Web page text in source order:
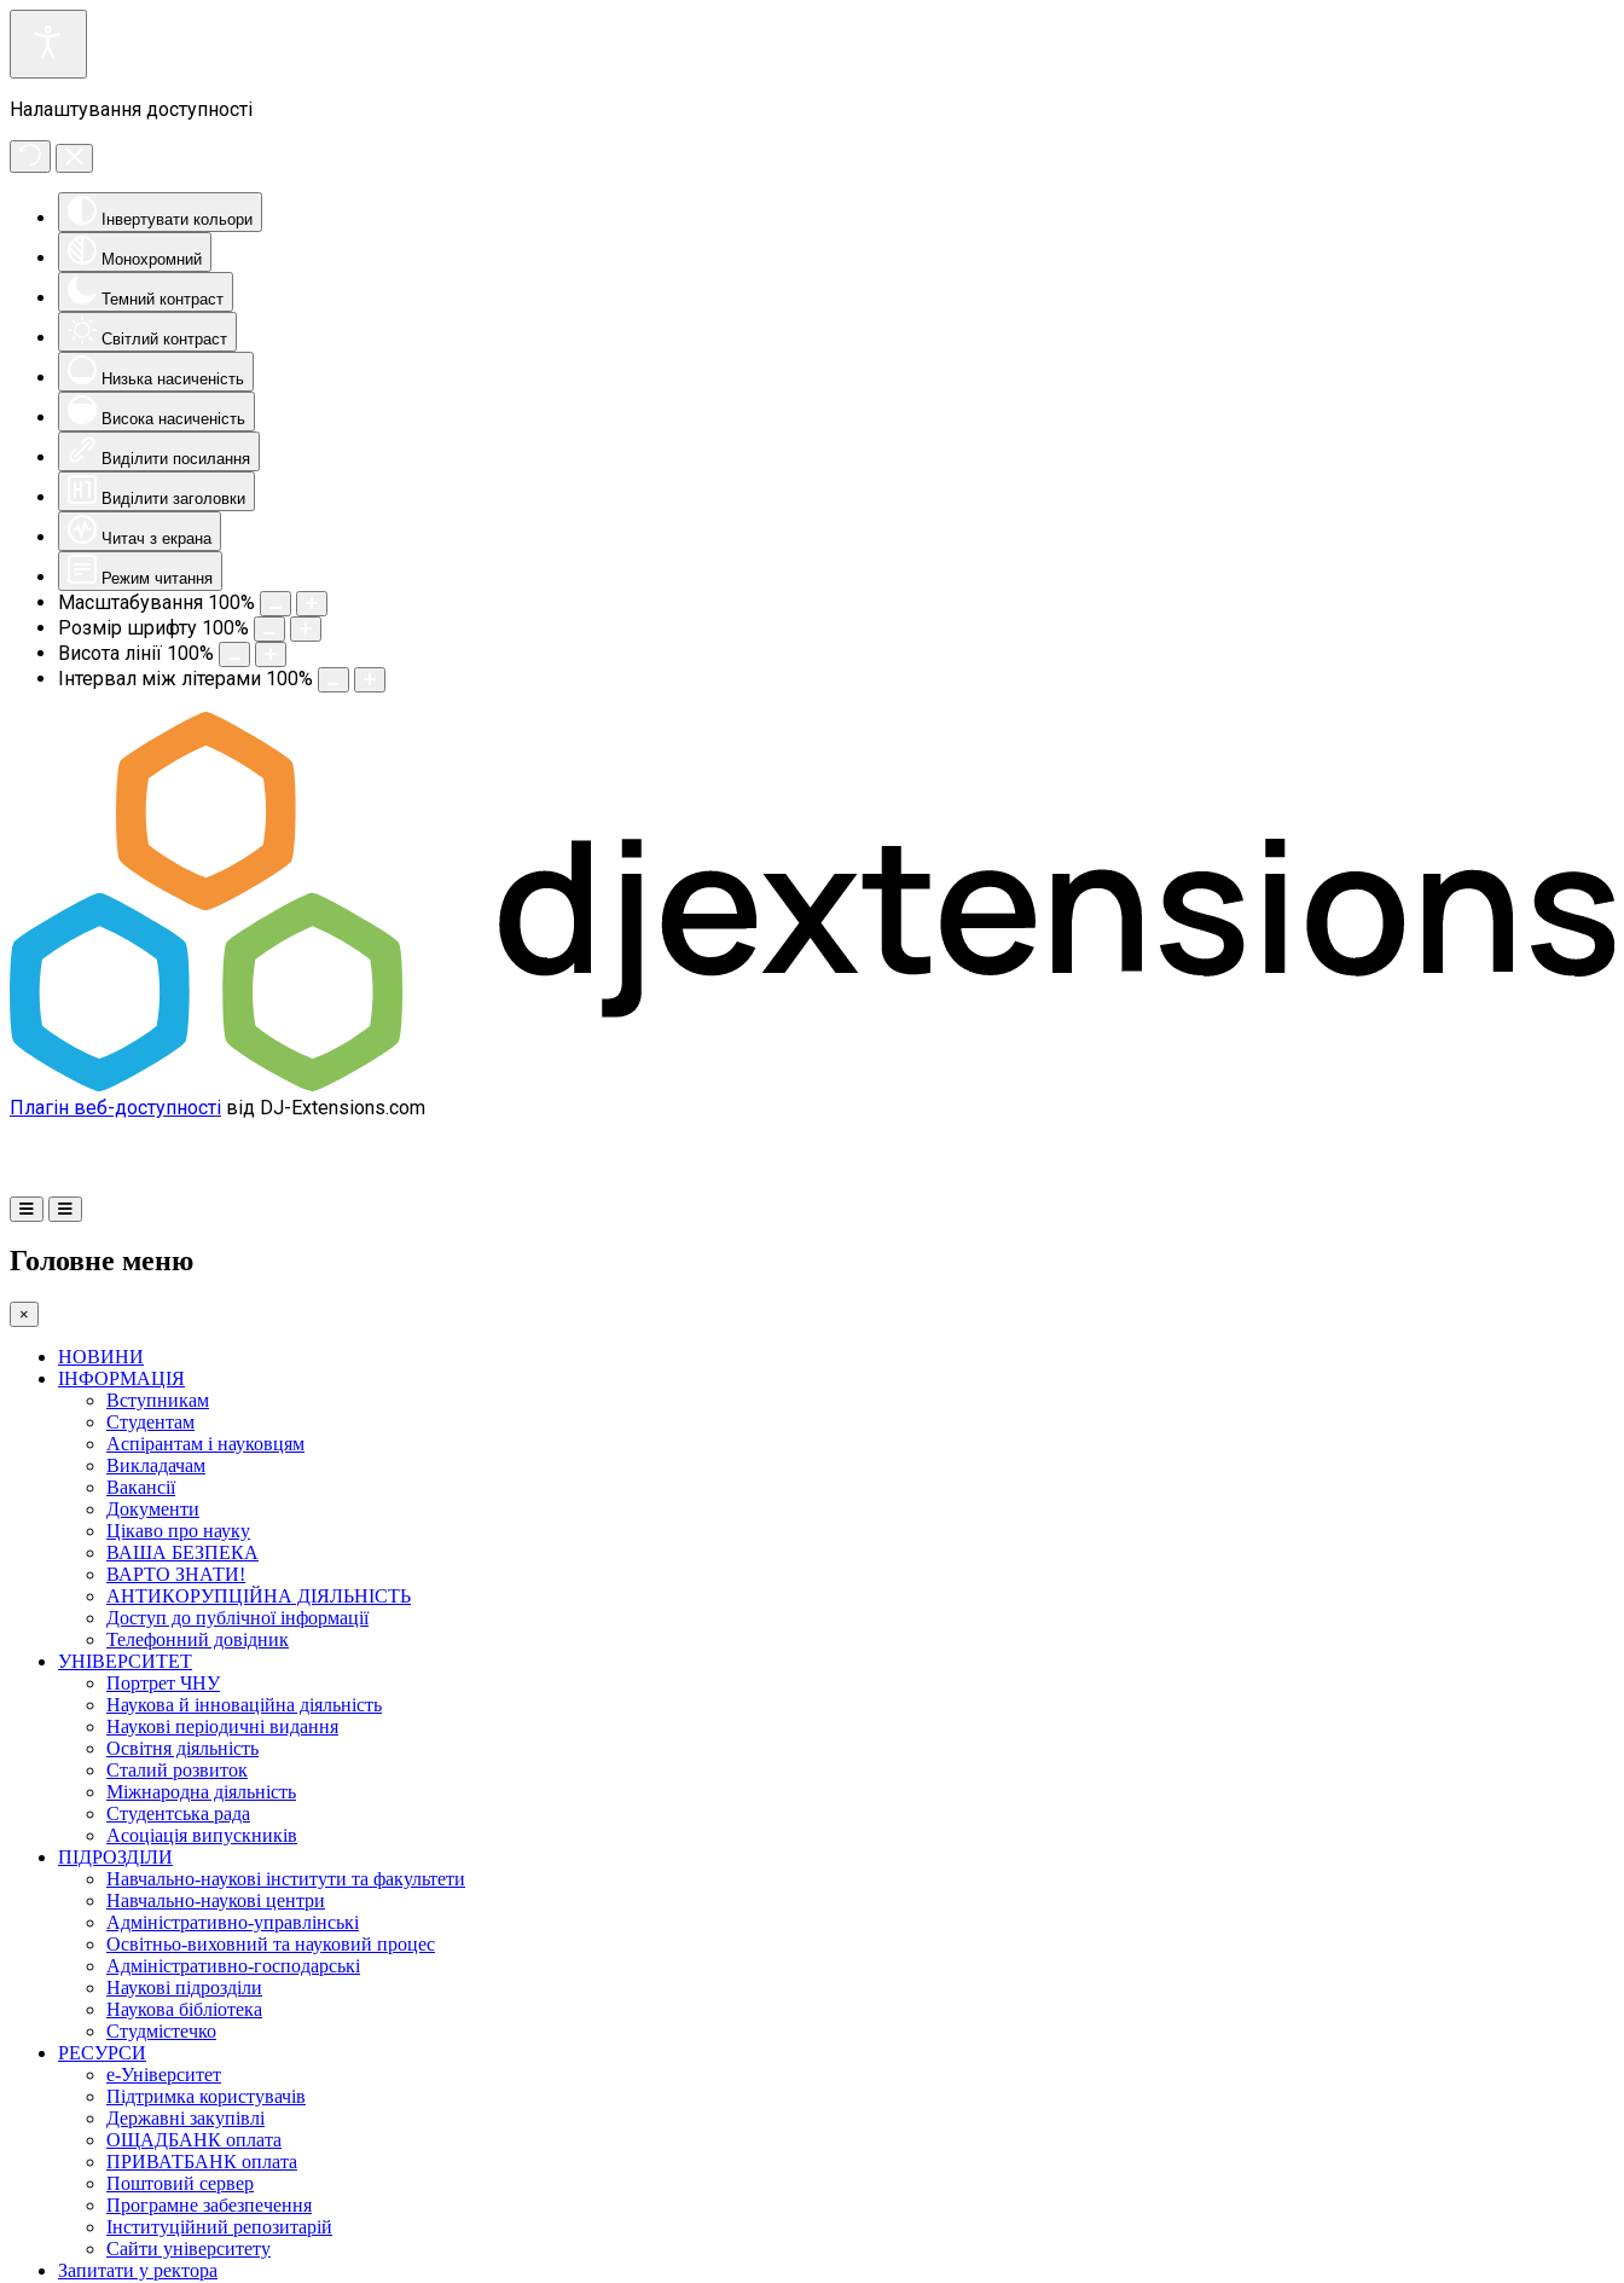
Налаштування доступності
Інвертувати кольори
Монохромний
Темний контраст
Світлий контраст
Низька насиченість
Висока насиченість
Виділити посилання
Виділити заголовки
Читач з екрана
Режим читання
Масштабування 100%
Розмір шрифту 100%
Висота лінії 100%
Інтервал між літерами 100%
Плагін веб-доступності від DJ-Extensions.com
Головне меню
×
НОВИНИ
ІНФОРМАЦІЯ
Вступникам
Студентам
Аспірантам і науковцям
Викладачам
Вакансії
Документи
Цікаво про науку
ВАША БЕЗПЕКА
ВАРТО ЗНАТИ!
АНТИКОРУПЦІЙНА ДІЯЛЬНІСТЬ
Доступ до публічної інформації
Телефонний довідник
УНІВЕРСИТЕТ
Портрет ЧНУ
Наукова й інноваційна діяльність
Наукові періодичні видання
Освітня діяльність
Сталий розвиток
Міжнародна діяльність
Студентська рада
Асоціація випускників
ПІДРОЗДІЛИ
Навчально-наукові інститути та факультети
Навчально-наукові центри
Адміністративно-управлінські
Освітньо-виховний та науковий процес
Адміністративно-господарські
Наукові підрозділи
Наукова бібліотека
Студмістечко
РЕСУРСИ
е-Університет
Підтримка користувачів
Державні закупівлі
ОЩАДБАНК оплата
ПРИВАТБАНК оплата
Поштовий сервер
Програмне забезпечення
Інституційний репозитарій
Сайти університету
Запитати у ректора